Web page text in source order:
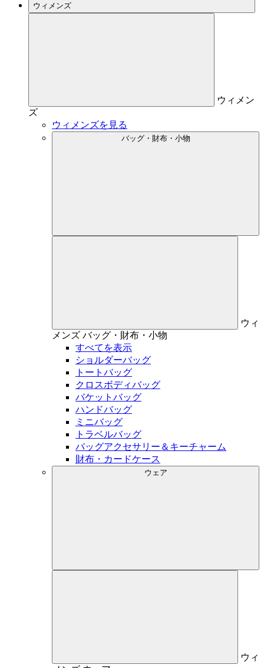
ウィメンズ
ウィメン
ズ
ウィメンズを見る
バッグ・財布・小物
ウィ
メンズ バッグ・財布・小物
すべてを表示
ショルダーバッグ
トートバッグ
クロスボディバッグ
バケットバッグ
ハンドバッグ
ミニバッグ
トラベルバッグ
バッグアクセサリー＆キーチャーム
財布・カードケース
ウェア
ウィ